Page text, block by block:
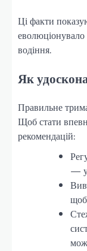
Ці факти
еволюціонувало
водіння.
Як
Правильне
Щоб стати
рекомендацій:
— у